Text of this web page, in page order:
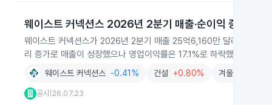
웨이스트 커넥션스 2026년 2분기 매출·순이익 증가
웨이스트 커넥션스가 2026년 2분기 매출 25억6,160만 달러와 순이
리 증가로 매출이 성장했으나 영업이익률은 17.1%로 하락했습니다.
웨이스트 커넥션스 -0.41% 건설 +0.80% 겨울
공시 26.07.23